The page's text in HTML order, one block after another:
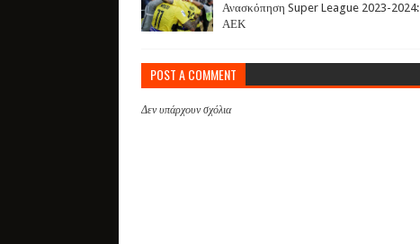
Ανασκόπηση Super League 2023-2024:
ΑΕΚ
POST A COMMENT
Δεν υπάρχουν σχόλια